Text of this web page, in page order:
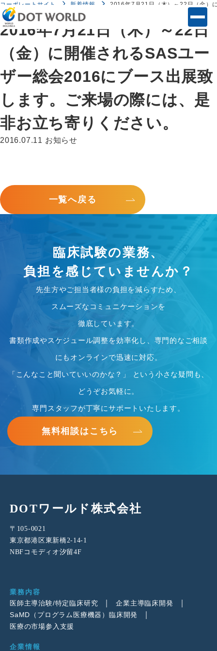
コーポレートサイト 新着情報 2016年7月21日（木）～22日（金）
2016年7月21日（木）～22日
（金）に開催されるSASユー
ザー総会2016にブース出展致
します。ご来場の際には、是
非お立ち寄りください。
2016.07.11 お知らせ
一覧へ戻る
臨床試験の業務、
負担を感じていませんか？
先生方やご担当者様の負担を減らすため、
スムーズなコミュニケーションを
徹底しています。
書類作成やスケジュール調整を効率化し、専門的なご相談
にもオンラインで迅速に対応。
「こんなこと聞いていいのかな？」 という小さな疑問も、
どうぞお気軽に。
専門スタッフが丁寧にサポートいたします。
無料相談はこちら
DOTワールド株式会社
〒105-0021
東京都港区東新橋2-14-1
NBFコモディオ汐留4F
業務内容
医師主導治験/特定臨床研究
企業主導臨床開発
SaMD（プログラム医療機器）臨床開発
医療の市場参入支援
企業情報